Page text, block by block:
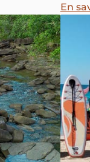
sans
Yao
offrant
Koh
mais
liste
En